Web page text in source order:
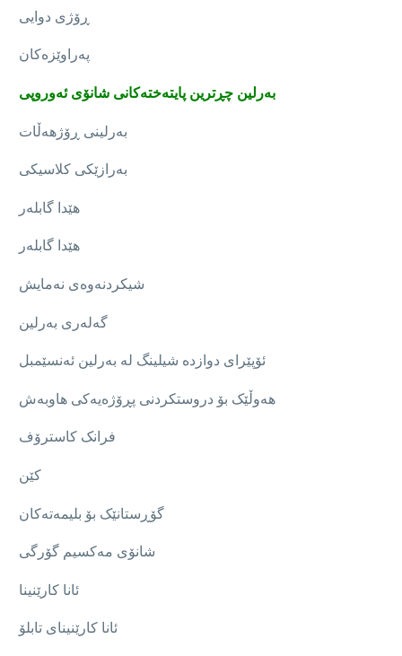
ڕۆژی دوایی
پەراوێزەکان
بەرلین چڕترین پایتەختەکانی شانۆی ئەوروپی
بەرلینی ڕۆژهەڵات
بەرازێکی کلاسیکی
هێدا گابلەر
هێدا گابلەر
شیکردنەوەی نەمایش
گەلەری بەرلین
ئۆپێرای دوازدە شیلینگ لە بەرلین ئەنسێمبل
هەوڵێک بۆ دروستکردنی پڕۆژەیەکی هاوبەش
فرانک کاسترۆف
کێن
گۆڕستانێک بۆ بلیمەتەکان
شانۆی مەکسیم گۆرگی
ئانا کارێنینا
ئانا کارێنینای تابلۆ